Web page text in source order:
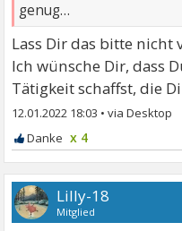
genug…
Lass Dir das bitte nicht
Ich wünsche Dir, dass
Tätigkeit schaffst, die
12.01.2022 18:03 •
x 4
Lilly-18
Mitglied